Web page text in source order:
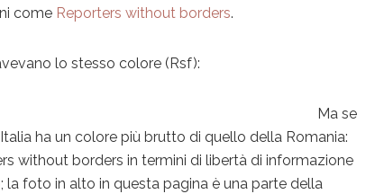
come Reporters without borders.
lo stesso colore (Rsf):
Ma se
ha un colore più brutto di quello della Romania:
without borders in termini di libertà di informazione
; la foto in alto in questa pagina è una parte della